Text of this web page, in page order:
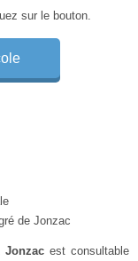
sur le bouton.
de Jonzac
Jonzac est consultable